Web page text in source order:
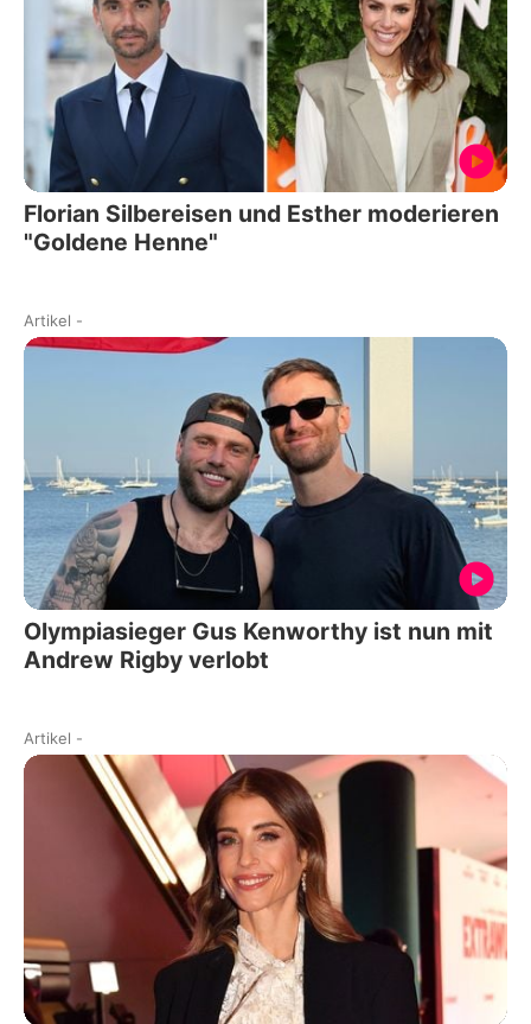
Florian Silbereisen und Esther moderieren
"Goldene Henne"
Artikel -
Olympiasieger Gus Kenworthy ist nun mit
Andrew Rigby verlobt
Artikel -